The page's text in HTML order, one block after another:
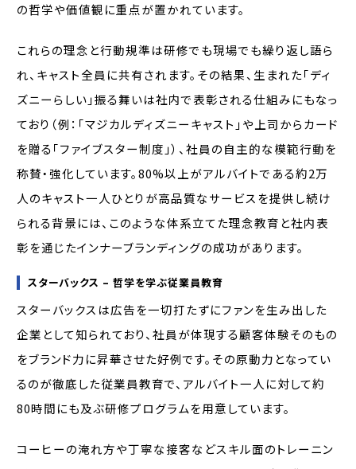
の哲学や価値観に重点が置かれています。
これらの理念と行動規準は研修でも現場でも繰り返し語ら
れ、キャスト全員に共有されます。その結果、生まれた「ディ
ズニーらしい」振る舞いは社内で表彰される仕組みにもなっ
ており（例：「マジカルディズニーキャスト」や上司からカード
を贈る「ファイブスター制度」）、社員の自主的な模範行動を
称賛・強化しています。80%以上がアルバイトである約2万
人のキャスト一人ひとりが高品質なサービスを提供し続け
られる背景には、このような体系立てた理念教育と社内表
彰を通じたインナーブランディングの成功があります。
スターバックス – 哲学を学ぶ従業員教育
スターバックスは広告を一切打たずにファンを生み出した
企業として知られており、社員が体現する顧客体験そのもの
をブランド力に昇華させた好例です。その原動力となってい
るのが徹底した従業員教育で、アルバイト一人に対して約
80時間にも及ぶ研修プログラムを用意しています。
コーヒーの淹れ方や丁寧な接客などスキル面のトレーニン